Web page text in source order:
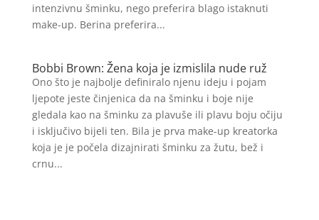
intenzivnu šminku, nego preferira blago istaknuti
make-up. Berina preferira...
Bobbi Brown: Žena koja je izmislila nude ruž
Ono što je najbolje definiralo njenu ideju i pojam
ljepote jeste činjenica da na šminku i boje nije
gledala kao na šminku za plavuše ili plavu boju očiju
i isključivo bijeli ten. Bila je prva make-up kreatorka
koja je je počela dizajnirati šminku za žutu, bež i
crnu...